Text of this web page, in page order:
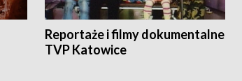
Reportaże i filmy dokumentalne
TVP Katowice